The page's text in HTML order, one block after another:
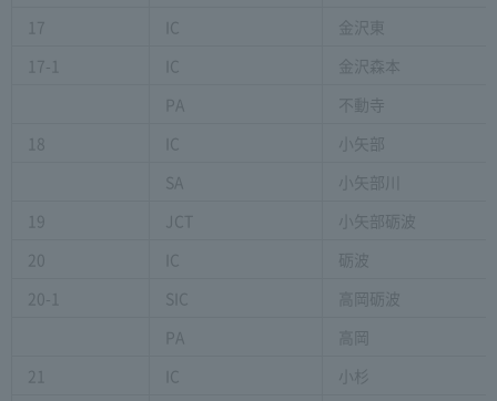
17
IC
金沢東
17-1
IC
金沢森本
PA
不動寺
18
IC
小矢部
SA
小矢部川
19
JCT
小矢部砺波
20
IC
砺波
20-1
SIC
高岡砺波
PA
高岡
21
IC
小杉